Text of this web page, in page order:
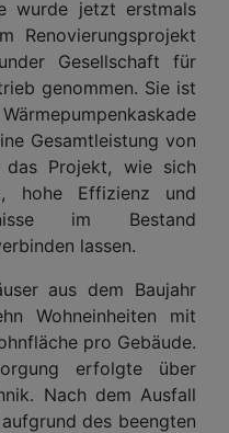
wurde jetzt erstmals
Renovierungsprojekt
Gesellschaft für
genommen. Sie ist
Gesamtleistung von
Projekt, wie sich
hohe Effizienz und
im Bestand
lassen.
aus dem Baujahr
Wohneinheiten mit
pro Gebäude.
erfolgte über
Nach dem Ausfall
des beengten